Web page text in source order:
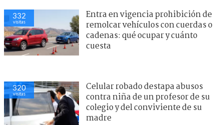
332
visitas
Entra en vigencia prohibición de
remolcar vehículos con cuerdas o
cadenas: qué ocupar y cuánto
cuesta
320
visitas
Celular robado destapa abusos
contra niña de un profesor de su
colegio y del conviviente de su
madre